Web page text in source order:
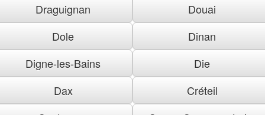
Draguignan
Douai
Dole
Dinan
Digne-les-Bains
Die
Dax
Créteil